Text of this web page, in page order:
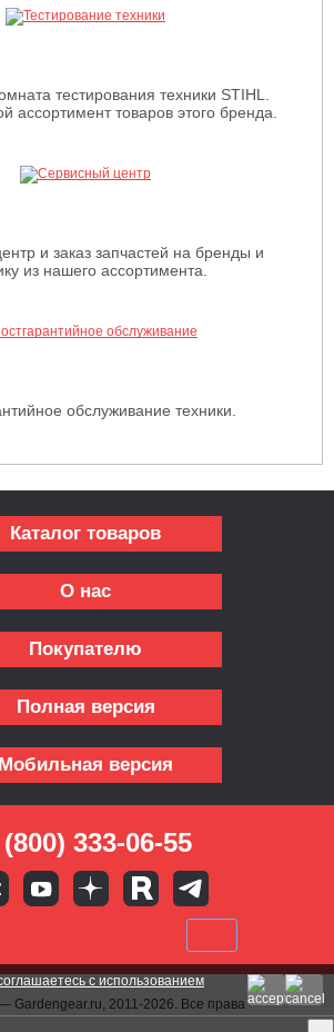
тестирования техники STIHL.
ассортимент товаров этого бренда.
и заказ запчастей на бренды и
из нашего ассортимента.
обслуживание техники.
Каталог товаров
О нас
Покупателю
Полная версия
Мобильная версия
333-06-55
2011-2026. Все права
с использованием